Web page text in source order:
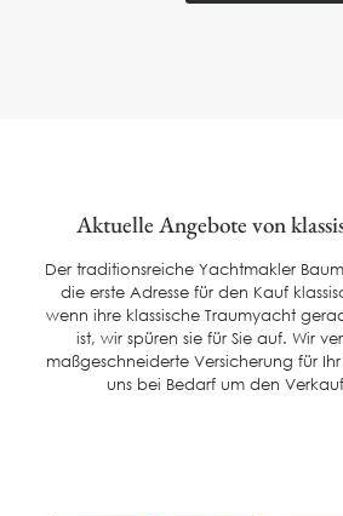
Aktuelle Angebote von
Der traditionsreiche Yachtmakler
die erste Adresse für den Kauf
wenn ihre klassische Traumyacht
ist, wir spüren sie für Sie auf. Wir
maßgeschneiderte Versicherung für
uns bei Bedarf um den